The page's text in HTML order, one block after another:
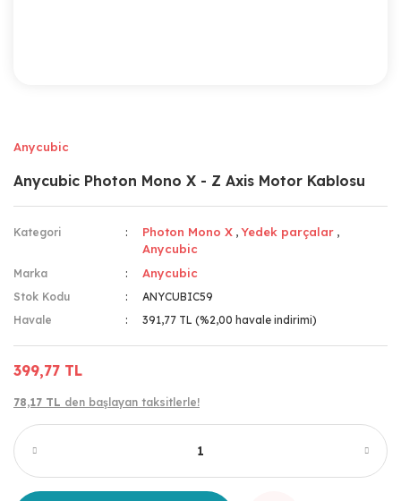
Anycubic
Anycubic Photon Mono X - Z Axis Motor Kablosu
Kategori Photon Mono X ,Yedek parçalar ,
Anycubic
Marka Anycubic
Stok Kodu
ANYCUBIC59
Havale
391,77 TL (%2,00 havale indirimi)
399,77 TL
78,17 TL den başlayan taksitlerle!